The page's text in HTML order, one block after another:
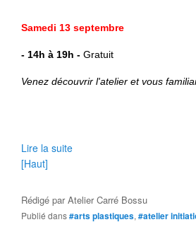
Samedi 13 septembre
- 14h à 19h - Gratuit
Venez découvrir l'atelier et vous
Lire la suite
[Haut]
Rédigé parAtelier Carré Bossu
Publié dans#arts plastiques, #atelier